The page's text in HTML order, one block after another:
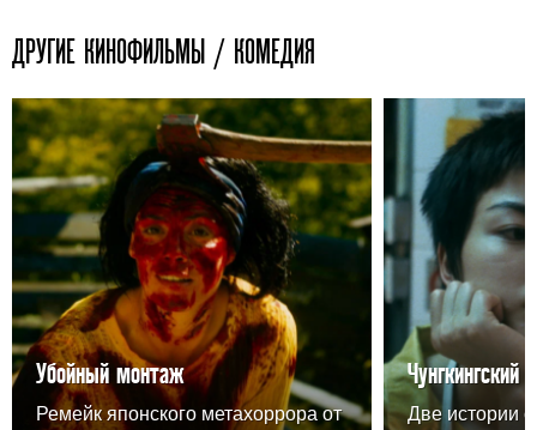
ДРУГИЕ КИНОФИЛЬМЫ / КОМЕДИЯ
Убойный монтаж
Ремейк японского метахоррора от
Чунгкингский
Две истории